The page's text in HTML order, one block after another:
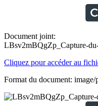
Document joint:
LBsv2mBQgZp_Capture-
Cliquez pour accéder au
Format du document: image/